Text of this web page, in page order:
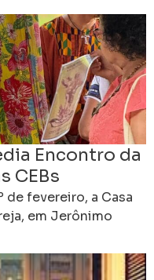
Encontro da
CEBs
de fevereiro, a Casa
em Jerônimo